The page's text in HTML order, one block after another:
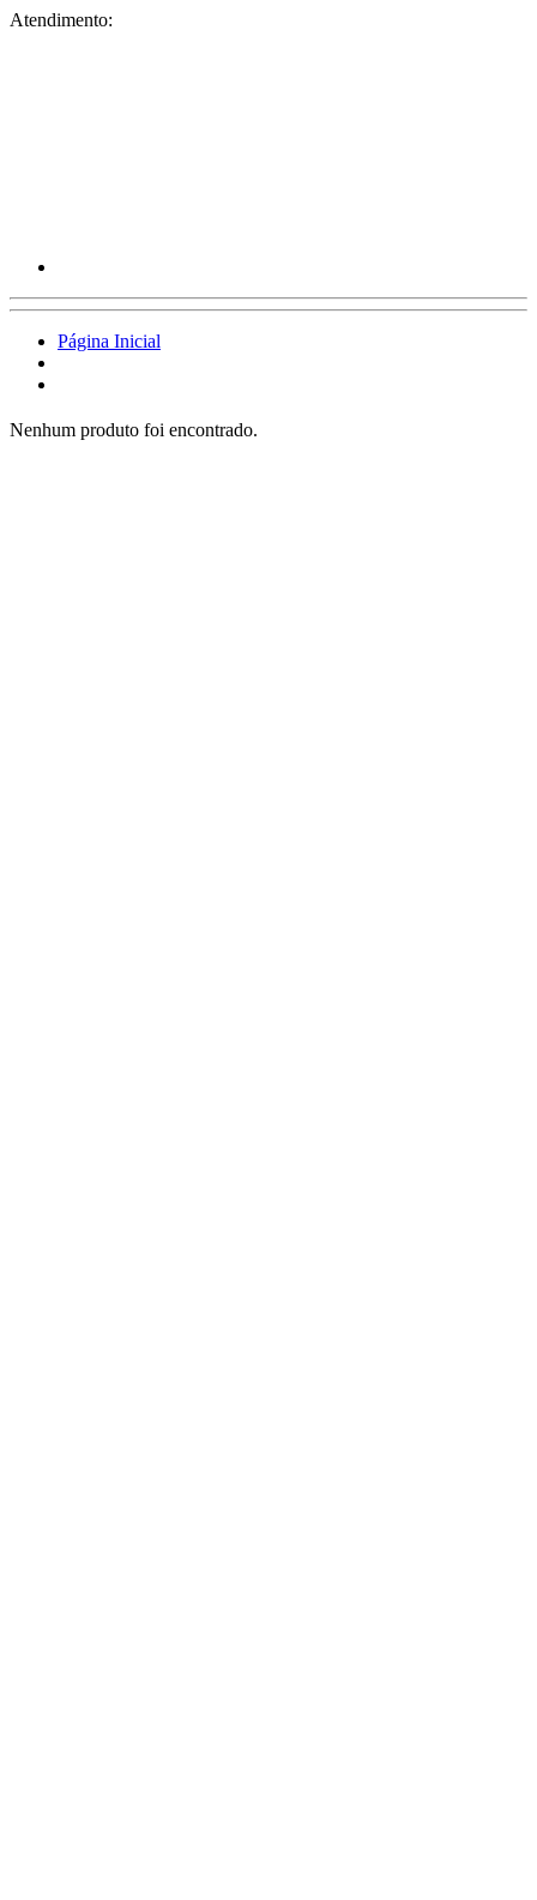
Atendimento:
Página Inicial
Nenhum produto foi encontrado.